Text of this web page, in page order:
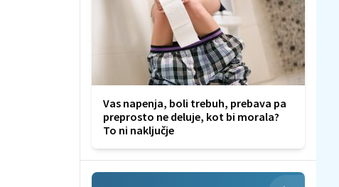
Vas napenja, boli trebuh, prebava pa
preprosto ne deluje, kot bi morala?
To ni naključje